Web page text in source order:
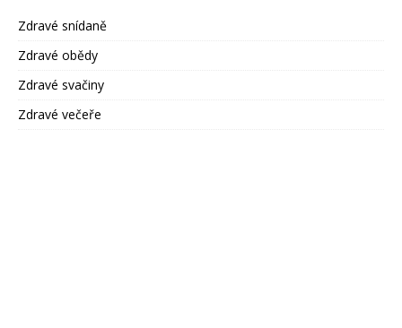
Zdravé snídaně
Zdravé obědy
Zdravé svačiny
Zdravé večeře